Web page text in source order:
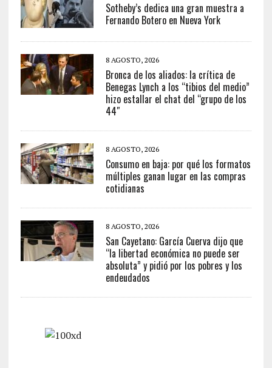
Sotheby’s dedica una gran muestra a
Fernando Botero en Nueva York
8 AGOSTO, 2026
Bronca de los aliados: la crítica de
Benegas Lynch a los “tibios del medio”
hizo estallar el chat del “grupo de los
44″
8 AGOSTO, 2026
Consumo en baja: por qué los formatos
múltiples ganan lugar en las compras
cotidianas
8 AGOSTO, 2026
San Cayetano: García Cuerva dijo que
“la libertad económica no puede ser
absoluta” y pidió por los pobres y los
endeudados